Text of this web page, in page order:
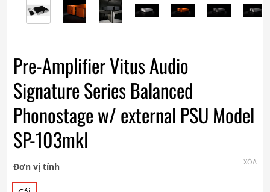
Pre-Amplifier Vitus Audio
Signature Series Balanced
Phonostage w/ external PSU Model
SP-103mkI
Đơn vị tính XÓA